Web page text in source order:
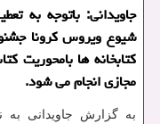
جاویدانی: باتوجه به
شیوع ویروس كرونا
كتابخانه ها بامحوریت
مجازی انجام می شود.
به گزارش جاویدانی به